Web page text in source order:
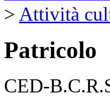
> Attività
Patricolo
CED-